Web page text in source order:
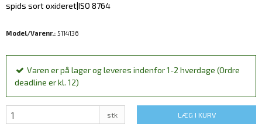
spids sort oxideret|ISO 8764
Model/Varenr.: 5114136
Varen er på lager og leveres indenfor 1-2 hverdage (Ordre
deadline er kl. 12)
stk LÆG I KURV